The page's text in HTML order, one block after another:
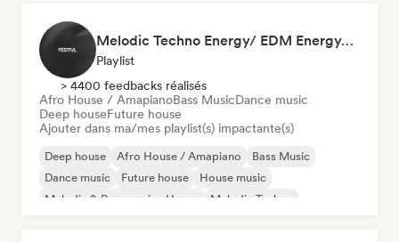
Melodic Techno Energy/ EDM Energy/Techno Masters
Playlist
> 4400 feedbacks réalisés
Afro House / AmapianoBass MusicDance music
Deep houseFuture house
Ajouter dans ma/mes playlist(s) impactante(s)
Deep house Afro House / Amapiano
Bass Music
Dance music
Future house
House music
Melodic & Progressive House
Melodic Techno